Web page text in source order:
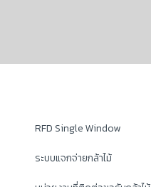
RFD Single Window
ระบบแจกจ่ายกล้าไม้